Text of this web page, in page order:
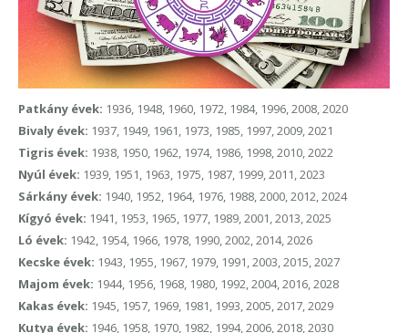
Patkány évek: 1936, 1948, 1960, 1972, 1984, 1996, 2008, 2020
Bivaly évek: 1937, 1949, 1961, 1973, 1985, 1997, 2009, 2021
Tigris évek: 1938, 1950, 1962, 1974, 1986, 1998, 2010, 2022
Nyúl évek: 1939, 1951, 1963, 1975, 1987, 1999, 2011, 2023
Sárkány évek: 1940, 1952, 1964, 1976, 1988, 2000, 2012, 2024
Kígyó évek: 1941, 1953, 1965, 1977, 1989, 2001, 2013, 2025
Ló évek: 1942, 1954, 1966, 1978, 1990, 2002, 2014, 2026
Kecske évek: 1943, 1955, 1967, 1979, 1991, 2003, 2015, 2027
Majom évek: 1944, 1956, 1968, 1980, 1992, 2004, 2016, 2028
Kakas évek: 1945, 1957, 1969, 1981, 1993, 2005, 2017, 2029
Kutya évek: 1946, 1958, 1970, 1982, 1994, 2006, 2018, 2030